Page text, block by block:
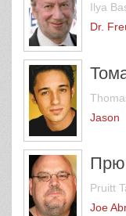
Ilya
Dr.
Jason
Pruitt
Joe